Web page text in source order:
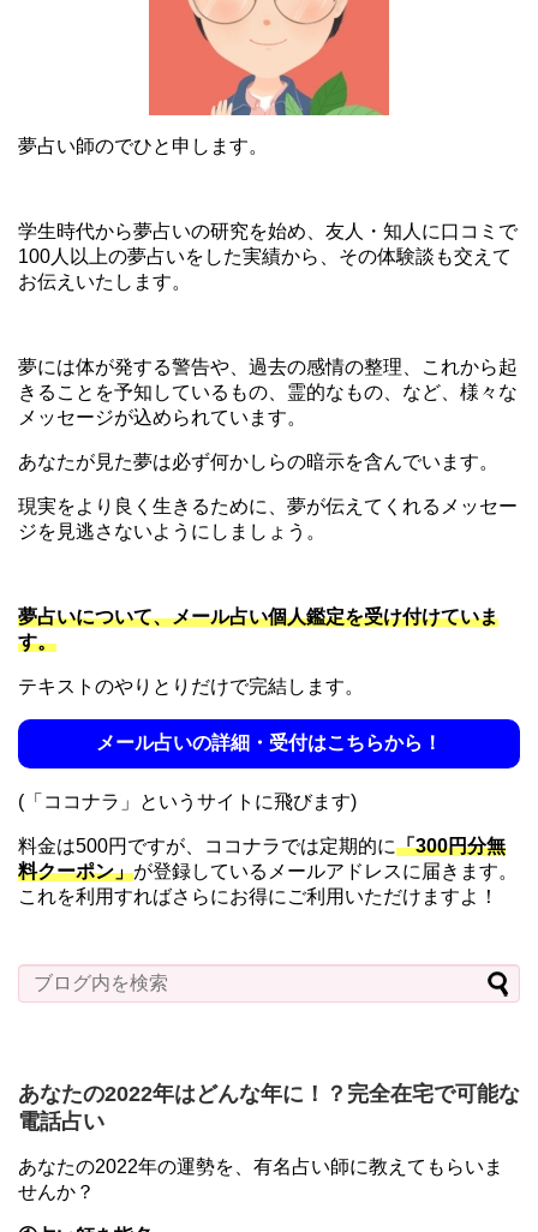
夢占い師のでひと申します。
学生時代から夢占いの研究を始め、友人・知人に口コミで
100人以上の夢占いをした実績から、その体験談も交えて
お伝えいたします。
夢には体が発する警告や、過去の感情の整理、これから起
きることを予知しているもの、霊的なもの、など、様々な
メッセージが込められています。
あなたが見た夢は必ず何かしらの暗示を含んでいます。
現実をより良く生きるために、夢が伝えてくれるメッセー
ジを見逃さないようにしましょう。
夢占いについて、メール占い個人鑑定を受け付けていま
す。
テキストのやりとりだけで完結します。
メール占いの詳細・受付はこちらから！
(「ココナラ」というサイトに飛びます)
料金は500円ですが、ココナラでは定期的に「300円分無
料クーポン」が登録しているメールアドレスに届きます。
これを利用すればさらにお得にご利用いただけますよ！
あなたの2022年はどんな年に！？完全在宅で可能な
電話占い
あなたの2022年の運勢を、有名占い師に教えてもらいま
せんか？